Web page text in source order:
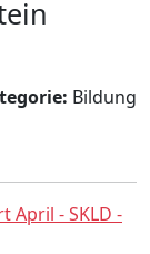
Bildung
April - SKLD -